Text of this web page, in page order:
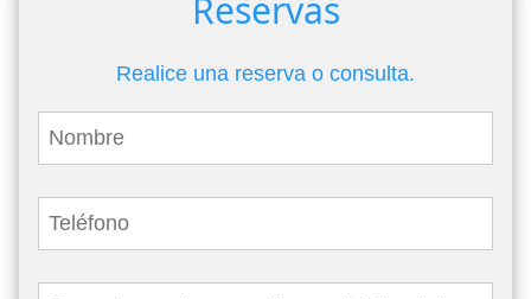
Reservas
Realice una reserva o consulta.